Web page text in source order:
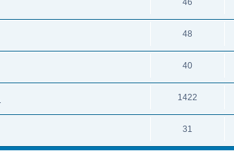
48
40
1422
31